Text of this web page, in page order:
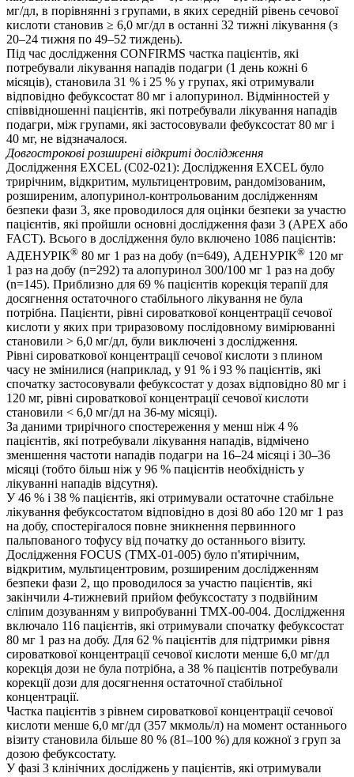
мг/дл, в порівнянні з групами, в яких середній рівень сечової
кислоти становив ≥ 6,0 мг/дл в останні 32 тижні лікування (з
20–24 тижня по 49–52 тиждень).
Під час дослідження CONFIRMS частка пацієнтів, які
потребували лікування нападів подагри (1 день кожні 6
місяців), становила 31 % і 25 % у групах, які отримували
відповідно фебуксостат 80 мг і алопуринол. Відмінностей у
співвідношенні пацієнтів, які потребували лікування нападів
подагри, між групами, які застосовували фебуксостат 80 мг і
40 мг, не відзначалося.
Довгострокові розширені відкриті дослідження
Дослідження EXCEL (C02-021): Дослідження EXCEL було
трирічним, відкритим, мультицентровим, рандомізованим,
розширеним, алопуринол-контрольованим дослідженням
безпеки фази 3, яке проводилося для оцінки безпеки за участю
пацієнтів, які пройшли основні дослідження фази 3 (APEX або
FACT). Всього в дослідження було включено 1086 пацієнтів:
АДЕНУРІК® 80 мг 1 раз на добу (n=649), АДЕНУРІК® 120 мг
1 раз на добу (n=292) та алопуринол 300/100 мг 1 раз на добу
(n=145). Приблизно для 69 % пацієнтів корекція терапії для
досягнення остаточного стабільного лікування не була
потрібна. Пацієнти, рівні сироваткової концентрації сечової
кислоти у яких при триразовому послідовному вимірюванні
становили > 6,0 мг/дл, були виключені з дослідження.
Рівні сироваткової концентрації сечової кислоти з плином
часу не змінилися (наприклад, у 91 % і 93 % пацієнтів, які
спочатку застосовували фебуксостат у дозах відповідно 80 мг і
120 мг, рівні сироваткової концентрації сечової кислоти
становили < 6,0 мг/дл на 36-му місяці).
За даними трирічного спостереження у менш ніж 4 %
пацієнтів, які потребували лікування нападів, відмічено
зменшення частоти нападів подагри на 16–24 місяці і 30–36
місяці (тобто більш ніж у 96 % пацієнтів необхідність у
лікуванні нападів відсутня).
У 46 % і 38 % пацієнтів, які отримували остаточне стабільне
лікування фебуксостатом відповідно в дозі 80 або 120 мг 1 раз
на добу, спостерігалося повне зникнення первинного
пальпованого тофусу від початку до останнього візиту.
Дослідження FOCUS (TMX-01-005) було п'ятирічним,
відкритим, мультицентровим, розширеним дослідженням
безпеки фази 2, що проводилося за участю пацієнтів, які
закінчили 4-тижневий прийом фебуксостату з подвійним
сліпим дозуванням у випробуванні TMX-00-004. Дослідження
включало 116 пацієнтів, які отримували спочатку фебуксостат
80 мг 1 раз на добу. Для 62 % пацієнтів для підтримки рівня
сироваткової концентрації сечової кислоти менше 6,0 мг/дл
корекція дози не була потрібна, а 38 % пацієнтів потребували
корекції дози для досягнення остаточної стабільної
концентрації.
Частка пацієнтів з рівнем сироваткової концентрації сечової
кислоти менше 6,0 мг/дл (357 мкмоль/л) на момент останнього
візиту становила більше 80 % (81–100 %) для кожної з груп за
дозою фебуксостату.
У фазі 3 клінічних досліджень у пацієнтів, які отримували